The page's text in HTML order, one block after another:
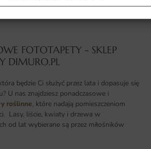
FOTOTAPETY - SKLEP
DIMURO.PL​
będzie Ci służyć przez lata i dopasuje się
U nas znajdziesz ponadczasowe i
roślinne, które nadają pomieszczeniom
Lasy, liście, kwiaty i drzewa w
od lat wybierane są przez miłośników